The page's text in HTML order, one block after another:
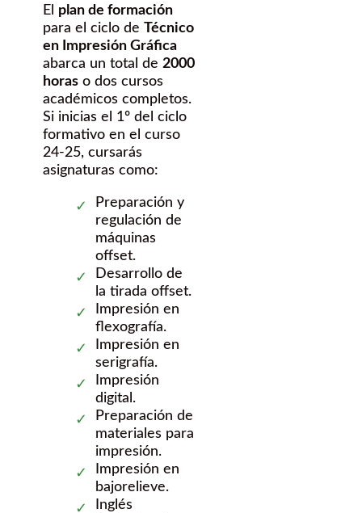
El plan de formación
para el ciclo de Técnico
en Impresión Gráfica
abarca un total de 2000
horas o dos cursos
académicos completos.
Si inicias el 1º del ciclo
formativo en el curso
24-25, cursarás
asignaturas como:
Preparación y
regulación de
máquinas
offset.
Desarrollo de
la tirada offset.
Impresión en
flexografía.
Impresión en
serigrafía.
Impresión
digital.
Preparación de
materiales para
impresión.
Impresión en
bajorelieve.
Inglés